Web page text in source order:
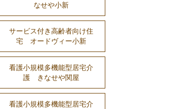
なせや小新
サービス付き高齢者向け住
宅 オードヴィー小新
看護小規模多機能型居宅介
護 きなせや関屋
看護小規模多機能型居宅介